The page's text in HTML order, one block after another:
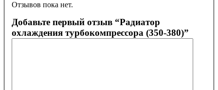
Отзывов пока нет.
Добавьте первый отзыв “Радиатор
охлаждения турбокомпрессора (350-380)”